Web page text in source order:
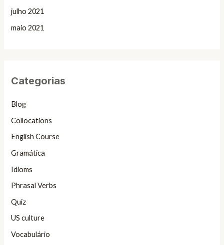
julho 2021
maio 2021
Categorias
Blog
Collocations
English Course
Gramática
Idioms
Phrasal Verbs
Quiz
US culture
Vocabulário